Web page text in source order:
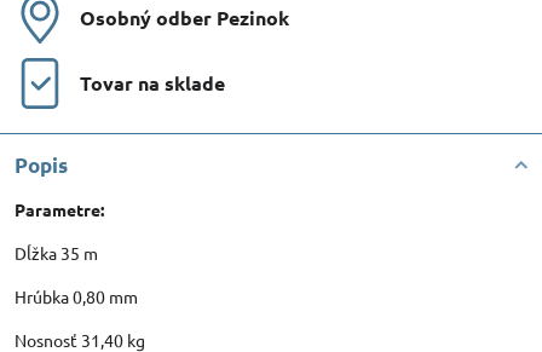
Osobný odber Pezinok
Tovar na sklade
Popis
Parametre:
Dĺžka 35 m
Hrúbka 0,80 mm
Nosnosť 31,40 kg